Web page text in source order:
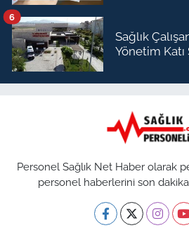
Sağlık
Yönetim Katı
6
Personel Sağlık Net Haber olarak
personel haberlerini son